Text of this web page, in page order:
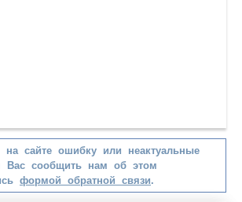
сайте ошибку или неактуальные
Вас сообщить нам об этом
формой обратной связи.